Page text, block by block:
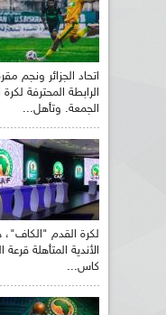
اتحاد الجزائر ونجم
الرابطة المحترفة
الجمعة. وتأهل...
لكرة القدم "الكاف"،
الأندية المتأهلة
كاس...